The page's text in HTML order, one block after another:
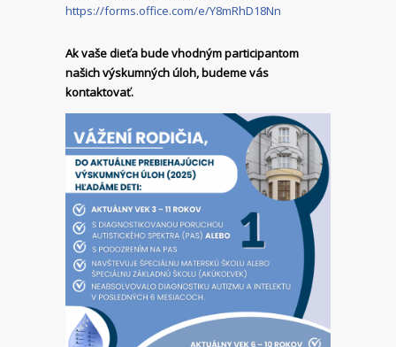
https://forms.office.com/e/Y8mRhD18Nn
Ak vaše dieťa bude vhodným participantom
našich výskumných úloh, budeme vás
kontaktovať.